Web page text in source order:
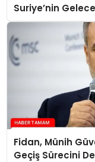
Suriye’nin
Fidan, Münih
Geçiş Sürecini